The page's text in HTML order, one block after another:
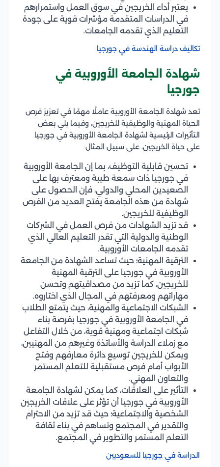
يعتبر أداء الخريجين في سوق العمل واستمرارهم
في الدراسات المتقدمة مؤشرات قوية على جودة
التعليم الذي تقدمه الجامعات.
تكاليف دراسة الهندسة في جورجيا
شهادة الجامعة الأوروبية في
جورجيا
تعد شهادة الجامعة الأوروبية عاملًا مهمًا في تعزيز فرص
الحياة المهنية والوظيفية للخريجين، وفيما يلي بعض
التأثيرات الرئيسية لشهادة الجامعة الأوروبية في جورجيا
على حياة الخريجين، على سبيل المثال:
تحسين قابلية التوظيف، بما إن الجامعة الأوروبية
في جورجيا ذات سمعة طيبة ومعترف بها على
الصعيدين المحلي والدولي، فإن الحصول على
شهادة من هذه الجامعة يفتح العديد من الفرص
الوظيفية للخريجين.
قد تزيد الشهادات من فرص العمل في الشركات
الوطنية والدولية التي تقدر التعليم العالي الذي
تقدمه الجامعات الأوروبية.
الترقية المهنية؛ حيث تساعد الشهادة من الجامعة
الأوروبية في جورجيا على الترقية المهنية
للخريجين، كما تزيد من مصداقيتهم وتحسن
مهاراتهم ومعرفتهم في المجال الذي اختاروه.
الشبكات الاجتماعية والمهنية، حيث يتمتع الطلاب
في الجامعة الأوروبية في جورجيا بفرصة بناء
شبكات اجتماعية ومهنية قوية، من خلال التفاعل
مع زملاء الدراسة والأساتذة وغيرهم من المهنيين،
ويمكن للخريجين توسيع دائرة معارفهم وفتح
الأبواب أمام فرص مستقبلية للتعلم المستمر
والتعاون المهني.
التأثير على العلاقات، كما يمكن لشهادة الجامعة
الأوروبية في جورجيا أن تؤثر على علاقات الخريجين
الشخصية والاجتماعية؛ حيث قد تزيد من الاحترام
والتقدير في المجتمع وتساهم في بناء ثقافة
التعلم المستمر والتطوير في المجتمع.
الدراسة في جورجيا للسعوديين